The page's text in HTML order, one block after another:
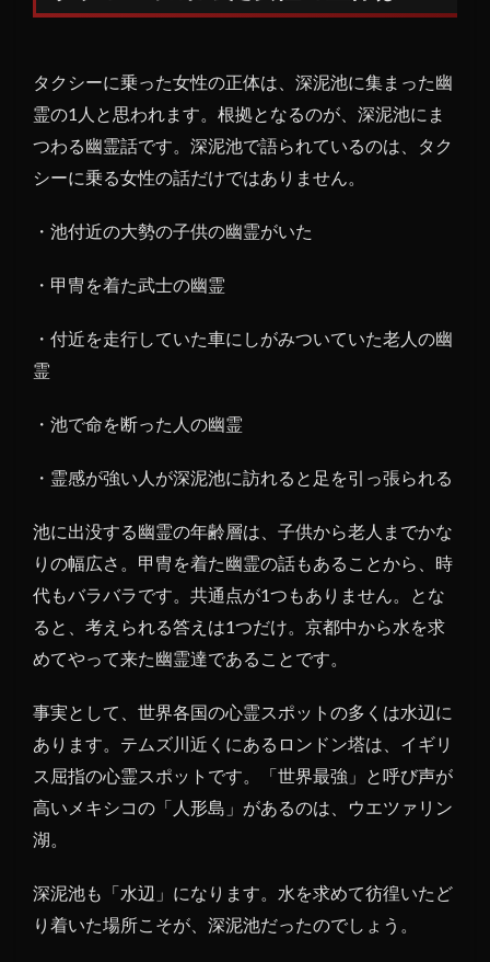
タクシーに乗った女性の正体は、深泥池に集まった幽
霊の1人と思われます。根拠となるのが、深泥池にま
つわる幽霊話です。深泥池で語られているのは、タク
シーに乗る女性の話だけではありません。
・池付近の大勢の子供の幽霊がいた
・甲冑を着た武士の幽霊
・付近を走行していた車にしがみついていた老人の幽
霊
・池で命を断った人の幽霊
・霊感が強い人が深泥池に訪れると足を引っ張られる
池に出没する幽霊の年齢層は、子供から老人までかな
りの幅広さ。甲冑を着た幽霊の話もあることから、時
代もバラバラです。共通点が1つもありません。とな
ると、考えられる答えは1つだけ。京都中から水を求
めてやって来た幽霊達であることです。
事実として、世界各国の心霊スポットの多くは水辺に
あります。テムズ川近くにあるロンドン塔は、イギリ
ス屈指の心霊スポットです。「世界最強」と呼び声が
高いメキシコの「人形島」があるのは、ウエツァリン
湖。
深泥池も「水辺」になります。水を求めて彷徨いたど
り着いた場所こそが、深泥池だったのでしょう。